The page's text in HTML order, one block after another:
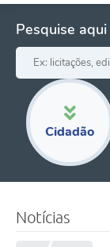
A Cidade
Administração
Telefones Úteis
Educação
Pesquise aqui
Cidadão
Notícias